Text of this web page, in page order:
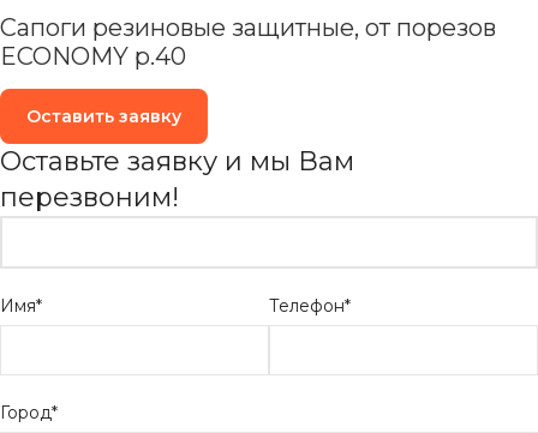
Сапоги резиновые защитные, от порезов
ECONOMY р.40
Оставить заявку
Оставьте заявку и мы Вам
перезвоним!
Имя* Телефон*
Город*